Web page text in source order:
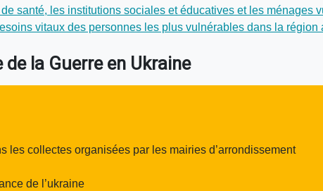
santé, les institutions sociales et éducatives et les ménages
vitaux des personnes les plus vulnérables dans la région
la Guerre en Ukraine
les collectes organisées par les mairies d’arrondissement
de l’ukraine